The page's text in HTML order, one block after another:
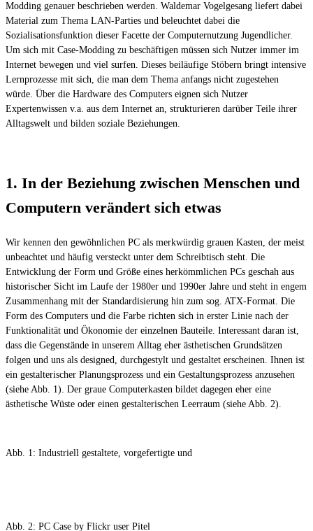
Modding genauer beschrieben werden. Waldemar Vogelgesang liefert dabei
Material zum Thema LAN-Parties und beleuchtet dabei die
Sozialisationsfunktion dieser Facette der Computernutzung Jugendlicher.
Um sich mit Case-Modding zu beschäftigen müssen sich Nutzer immer im
Internet bewegen und viel surfen. Dieses beiläufige Stöbern bringt intensive
Lernprozesse mit sich, die man dem Thema anfangs nicht zugestehen
würde. Über die Hardware des Computers eignen sich Nutzer
Expertenwissen v.a. aus dem Internet an, strukturieren darüber Teile ihrer
Alltagswelt und bilden soziale Beziehungen.
1. In der Beziehung zwischen Menschen und
Computern verändert sich etwas
Wir kennen den gewöhnlichen PC als merkwürdig grauen Kasten, der meist
unbeachtet und häufig versteckt unter dem Schreibtisch steht. Die
Entwicklung der Form und Größe eines herkömmlichen PCs geschah aus
historischer Sicht im Laufe der 1980er und 1990er Jahre und steht in engem
Zusammenhang mit der Standardisierung hin zum sog. ATX-Format. Die
Form des Computers und die Farbe richten sich in erster Linie nach der
Funktionalität und Ökonomie der einzelnen Bauteile. Interessant daran ist,
dass die Gegenstände in unserem Alltag eher ästhetischen Grundsätzen
folgen und uns als designed, durchgestylt und gestaltet erscheinen. Ihnen ist
ein gestalterischer Planungsprozess und ein Gestaltungsprozess anzusehen
(siehe Abb. 1). Der graue Computerkasten bildet dagegen eher eine
ästhetische Wüste oder einen gestalterischen Leerraum (siehe Abb. 2).
Abb. 1: Industriell gestaltete, vorgefertigte und
Abb. 2: PC Case by Flickr user Pitel